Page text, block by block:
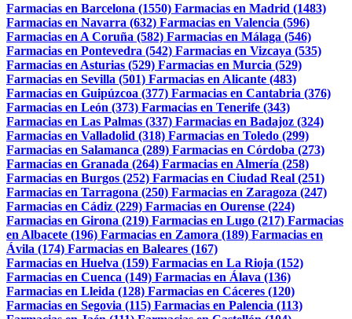
Farmacias en Barcelona (1550) Farmacias en Madrid (1483)
Farmacias en Navarra (632) Farmacias en Valencia (596)
Farmacias en A Coruña (582) Farmacias en Málaga (546)
Farmacias en Pontevedra (542) Farmacias en Vizcaya (535)
Farmacias en Asturias (529) Farmacias en Murcia (529)
Farmacias en Sevilla (501) Farmacias en Alicante (483)
Farmacias en Guipúzcoa (377) Farmacias en Cantabria (376)
Farmacias en León (373) Farmacias en Tenerife (343)
Farmacias en Las Palmas (337) Farmacias en Badajoz (324)
Farmacias en Valladolid (318) Farmacias en Toledo (299)
Farmacias en Salamanca (289) Farmacias en Córdoba (273)
Farmacias en Granada (264) Farmacias en Almería (258)
Farmacias en Burgos (252) Farmacias en Ciudad Real (251)
Farmacias en Tarragona (250) Farmacias en Zaragoza (247)
Farmacias en Cádiz (229) Farmacias en Ourense (224)
Farmacias en Girona (219) Farmacias en Lugo (217) Farmacias
en Albacete (196) Farmacias en Zamora (189) Farmacias en
Ávila (174) Farmacias en Baleares (167)
Farmacias en Huelva (159) Farmacias en La Rioja (152)
Farmacias en Cuenca (149) Farmacias en Álava (136)
Farmacias en Lleida (128) Farmacias en Cáceres (120)
Farmacias en Segovia (115) Farmacias en Palencia (113)